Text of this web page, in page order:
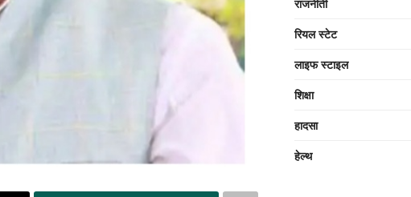
राजनीती
रियल स्टेट
लाइफ स्टाइल
शिक्षा
हादसा
हेल्थ